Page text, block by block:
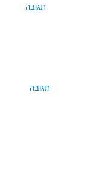
תגובה
תגובה